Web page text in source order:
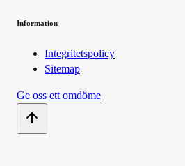
Information
Integritetspolicy
Sitemap
Ge oss ett omdöme